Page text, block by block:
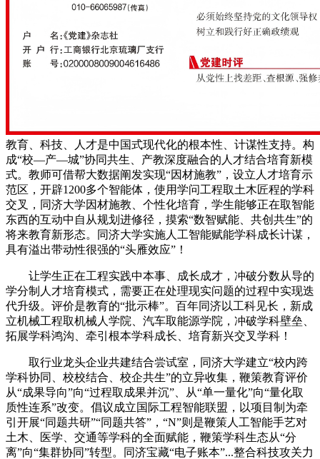
教育、科技、人才是中国式现代化的根本性、计谋性支持。构
成“校—产—城”协同共生、产教深度融合的人才结合培育新模
式。教师可借帮大数据阐发实现“因材施教”，设立人才培育示
范区，开辟1200多个智能体，使用学问工程取土木匠程的学科
交叉，同济大学因材施教、个性化培育，学生能够正在取智能
东西的互动中自从规划进修径，摸索“数智赋能、共创共生”的
将来教育新形态。同济大学实施人工智能赋能学科成长计谋，
具有溢出带动性很强的“头雁效应”！
让学生正在工程实践中本事、成长成才，冲破分数从导的
学分制人才培育模式，需要正在处理现实问题的过程中实现迭
代升级。评价是教育的“批示棒”。百年同济以工科见长，新成
立机械工程取机械人学院、汽车取能源学院，冲破学科壁垒、
拓展学科鸿沟、牵引根本学科成长、培育新兴交叉学科！
取行业龙头企业共建结合尝试室，同济大学建立“校内跨
学科协同、校校结合、校企共生”的立异收集，鞭策教育评价
从“成果导向”向“过程取成果并沉”、从“单一量化”向“量化取
质性连系”改变。倡议成立国际工程智能联盟，以项目制为牵
引开展“同题共研”“同题共答”，“N”则是鞭策人工智能手艺对
土木、医学、交通等学科的全面赋能，鞭策学科生态从“分
离”向“集群协同”转型。同济宝藏“电子账本”...整合科技攻关力